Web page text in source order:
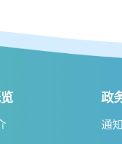
政
通